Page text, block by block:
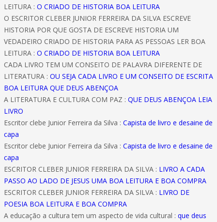
LEITURA : O CRIADO DE HISTORIA BOA LEITURA
O ESCRITOR CLEBER JUNIOR FERREIRA DA SILVA ESCREVE
HISTORIA POR QUE GOSTA DE ESCREVE HISTORIA UM
VEDADEIRO CRIADO DE HISTORIA PARA AS PESSOAS LER BOA
LEITURA : O CRIADO DE HISTORIA BOA LEITURA
CADA LIVRO TEM UM CONSEITO DE PALAVRA DIFERENTE DE
LITERATURA : OU SEJA CADA LIVRO E UM CONSEITO DE ESCRITA
BOA LEITURA QUE DEUS ABENÇOA
A LITERATURA E CULTURA COM PAZ : QUE DEUS ABENÇOA LEIA
LIVRO
Escritor clebe Junior Ferreira da Silva : Capista de livro e desaine de
capa
Escritor clebe Junior Ferreira da Silva : Capista de livro e desaine de
capa
ESCRITOR CLEBER JUNIOR FERREIRA DA SILVA : LIVRO A CADA
PASSO AO LADO DE JESUS UMA BOA LEITURA E BOA COMPRA
ESCRITOR CLEBER JUNIOR FERREIRA DA SILVA : LIVRO DE
POESIA BOA LEITURA E BOA COMPRA
A educação a cultura tem um aspecto de vida cultural : que deus